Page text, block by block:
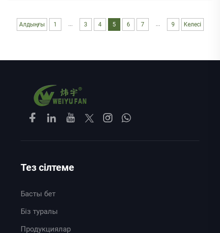
циркуляциясы...
Алдыңғы 1 ... 3 4 5 6 7 ... 9 Келесі
Тез сілтеме
Басты бет
Біз туралы
Продукциялар